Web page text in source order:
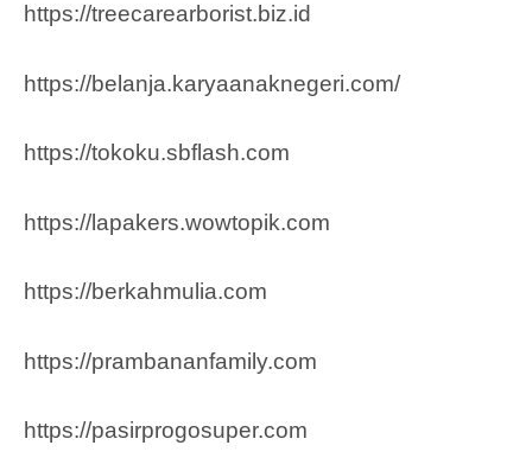
https://treecarearborist.biz.id
https://belanja.karyaanaknegeri.com/
https://tokoku.sbflash.com
https://lapakers.wowtopik.com
https://berkahmulia.com
https://prambananfamily.com
https://pasirprogosuper.com